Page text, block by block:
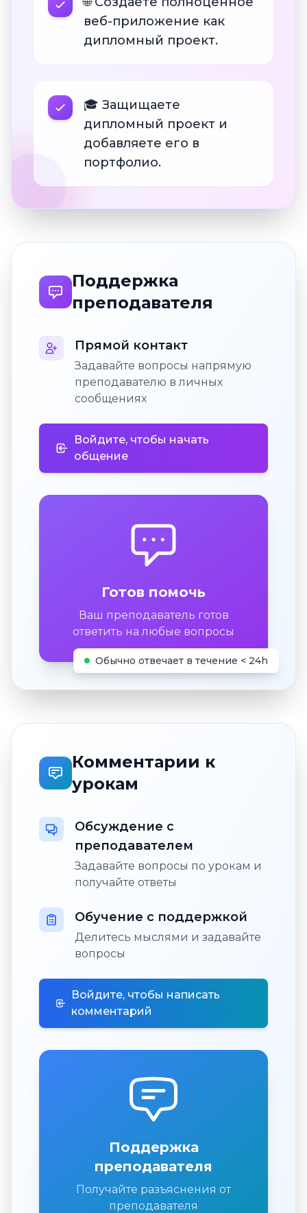
веб-приложение как
дипломный проект.
🎓 Защищаете
дипломный проект и
добавляете его в
портфолио.
Поддержка
преподавателя
Прямой контакт
Задавайте вопросы напрямую
преподавателю в личных
сообщениях
Войдите, чтобы начать
общение
Готов помочь
Ваш преподаватель готов
ответить на любые вопросы
Обычно отвечает в течение < 24h
Комментарии к
урокам
Обсуждение с
преподавателем
Задавайте вопросы по урокам и
получайте ответы
Обучение с поддержкой
Делитесь мыслями и задавайте
вопросы
Войдите, чтобы написать
комментарий
Поддержка
преподавателя
Получайте разъяснения от
преподавателя